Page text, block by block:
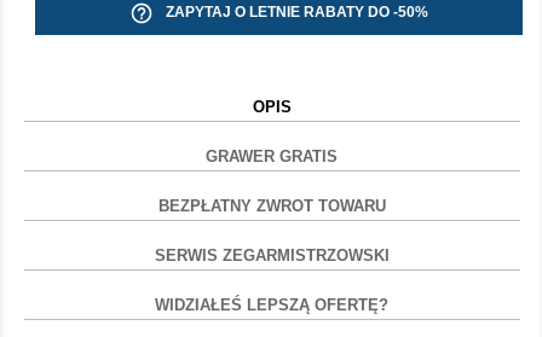
help_outline ZAPYTAJ O LETNIE RABATY DO -50%
OPIS
GRAWER GRATIS
BEZPŁATNY ZWROT TOWARU
SERWIS ZEGARMISTRZOWSKI
WIDZIAŁEŚ LEPSZĄ OFERTĘ?